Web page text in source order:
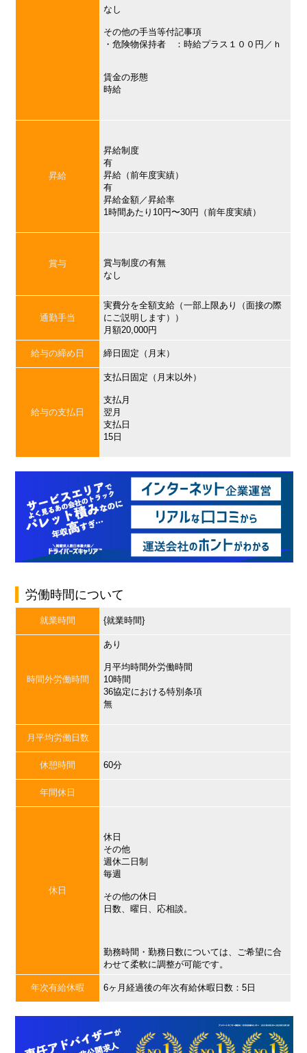
なし
その他の手当等付記事項
・危険物保持者 ：時給プラス１００円／ｈ
賃金の形態
時給
昇給
昇給制度
有
昇給（前年度実績）
有
昇給金額／昇給率
1時間あたり10円〜30円（前年度実績）
賞与
賞与制度の有無
なし
通勤手当
実費分を全額支給（一部上限あり（面接の際
にご説明します））
月額20,000円
給与の締め日 締日固定（月末）
給与の支払日
支払日固定（月末以外）
支払月
翌月
支払日
15日
労働時間について
就業時間 {就業時間}
時間外労働時間
あり
月平均時間外労働時間
10時間
36協定における特別条項
無
月平均労働日数
休憩時間 60分
年間休日
休日
休日
その他
週休二日制
毎週
その他の休日
日数、曜日、応相談。
勤務時間・勤務日数については、ご希望に合
わせて柔軟に調整が可能です。
年次有給休暇 6ヶ月経過後の年次有給休暇日数：5日